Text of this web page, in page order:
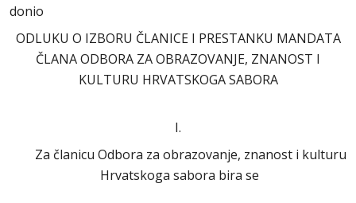
donio
ODLUKU O IZBORU ČLANICE I PRESTANKU MANDATA
ČLANA ODBORA ZA OBRAZOVANJE, ZNANOST I
KULTURU HRVATSKOGA SABORA
I.
Za članicu Odbora za obrazovanje, znanost i kulturu
Hrvatskoga sabora bira se